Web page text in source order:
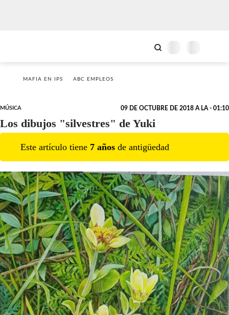
MAFIA EN IPS ABC EMPLEOS
MÚSICA 09 DE OCTUBRE DE 2018 A LA - 01:10
Los dibujos "silvestres" de Yuki
Este artículo tiene 7 años de antigüedad